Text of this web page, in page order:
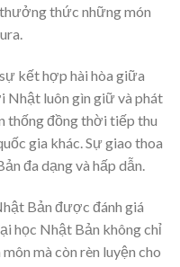
thức những món
kết hợp hài hòa giữa
Nhật luôn gìn giữ và phát
thống đồng thời tiếp thu
gia khác. Sự giao thoa
đa dạng và hấp dẫn.
Bản được đánh giá
học Nhật Bản không chỉ
mà còn rèn luyện cho